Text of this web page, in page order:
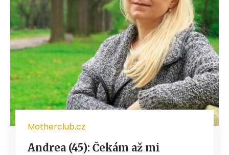
Motherclub.cz
Andrea (45): Čekám až mi